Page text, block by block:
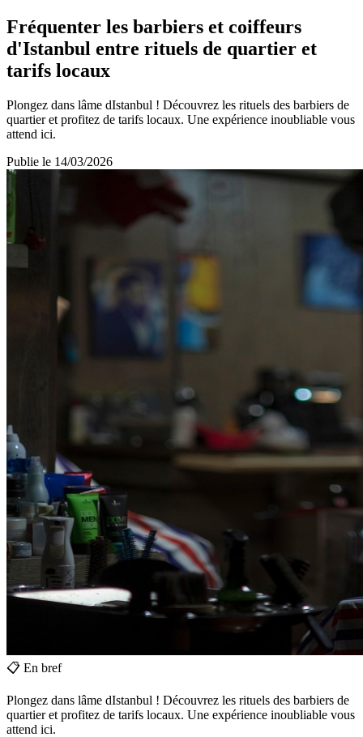
Fréquenter les barbiers et coiffeurs
d'Istanbul entre rituels de quartier et
tarifs locaux
Plongez dans lâme dIstanbul ! Découvrez les rituels des barbiers de
quartier et profitez de tarifs locaux. Une expérience inoubliable vous
attend ici.
Publie le 14/03/2026
📋 En bref
Plongez dans lâme dIstanbul ! Découvrez les rituels des barbiers de
quartier et profitez de tarifs locaux. Une expérience inoubliable vous
attend ici.